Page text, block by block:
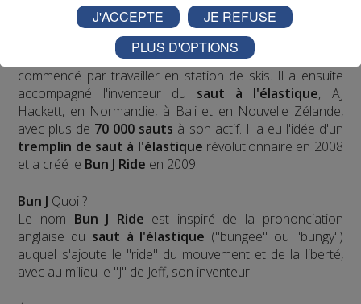
Jean-François Michelin est unhaut-savoyard
commencé par travailler en station de skis. Il a ensuite
accompagné l'inventeur du saut à l'élastique, AJ
Hackett, en Normandie, à Bali et en Nouvelle Zélande,
avec plus de 70 000 sauts à son actif. Il a eu l'idée d'un
tremplin de saut à l'élastique révolutionnaire en 2008
et a créé le Bun J Ride en 2009.
Bun J Quoi ?
Le nom Bun J Ride est inspiré de la prononciation
anglaise du saut à l'élastique ("bungee" ou "bungy")
auquel s'ajoute le "ride" du mouvement et de la liberté,
avec au milieu le "J" de Jeff, son inventeur.
J'ACCEPTE
JE REFUSE
PLUS D'OPTIONS